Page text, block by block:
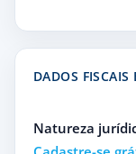
DADOS
Natureza